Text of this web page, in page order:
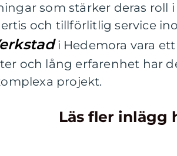
som stärker deras roll
och tillförlitlig service
i Hedemora vara
och lång erfarenhet har
projekt.
Läs fler inlägg